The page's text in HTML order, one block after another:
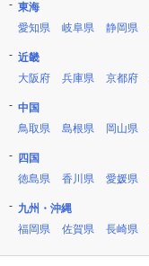
東海
愛知県
岐阜県 静岡県
近畿
大阪府
兵庫県 京都府
中国
鳥取県
島根県 岡山県
四国
徳島県
香川県 愛媛県
九州・沖縄
福岡県
佐賀県 長崎県